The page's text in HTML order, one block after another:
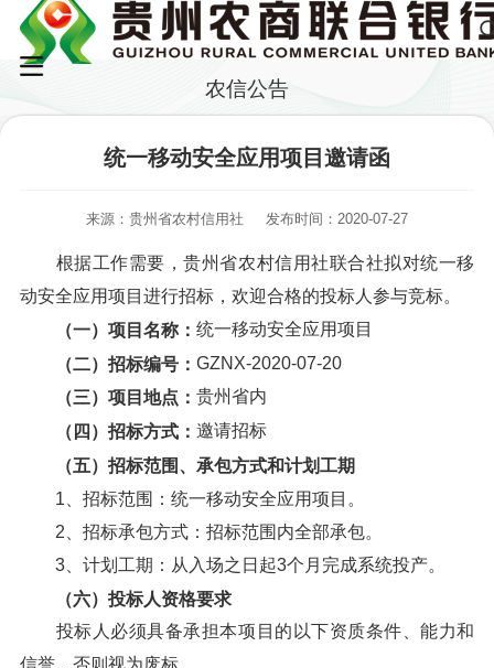
农信公告
统一移动安全应用项目邀请函
来源：贵州省农村信用社 发布时间：2020-07-27
根据工作需要，贵州省农村信用社联合社拟对统一移
动安全应用项目进行招标，欢迎合格的投标人参与竞标。
（一）项目名称： 统一移动安全应用项目
（二）招标编号： GZNX-2020-07-20
（三）项目地点： 贵州省内
（四）招标方式： 邀请招标
（五）招标范围、承包方式和计划工期
1、招标范围：统一移动安全应用项目。
2、招标承包方式：招标范围内全部承包。
3、计划工期：从入场之日起3个月完成系统投产。
（六）投标人资格要求
投标人必须具备承担本项目的以下资质条件、能力和